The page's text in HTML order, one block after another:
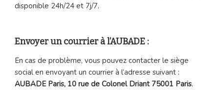
disponible 24h/24 et 7j/7.
Envoyer un courrier à l’AUBADE :
En cas de problème, vous pouvez contacter le siège
social en envoyant un courrier à l’adresse suivant :
AUBADE Paris, 10 rue de Colonel Driant 75001 Paris.